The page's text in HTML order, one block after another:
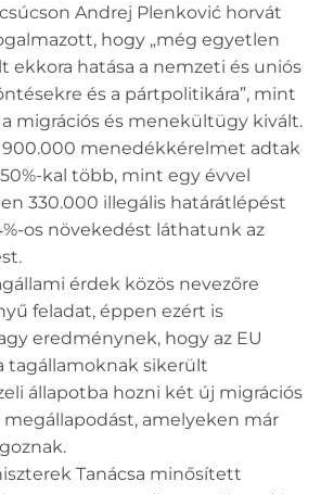
Andrej Plenković horvát
hogy „még egyetlen
ekkora hatása a nemzeti és uniós
és a pártpolitikára”, mint
migrációs és menekültügy kivált.
menedékkérelmet adtak
kal több, mint egy évvel
330.000 illegális határátlépést
os növekedést láthatunk az
érdek közös nevezőre
feladat, éppen ezért is
eredménynek, hogy az EU
tagállamoknak sikerült
állapotba hozni két új migrációs
amelyeken már
Tanácsa minősített